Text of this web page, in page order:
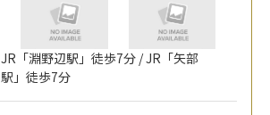
JR「淵野辺駅」徒歩7分 / JR「矢部
駅」徒歩7分